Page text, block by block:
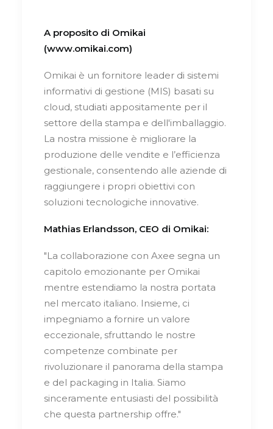
A proposito di Omikai
(www.omikai.com)
Omikai è un fornitore leader di sistemi
informativi di gestione (MIS) basati su
cloud, studiati appositamente per il
settore della stampa e dell'imballaggio.
La nostra missione è migliorare la
produzione delle vendite e l’efficienza
gestionale, consentendo alle aziende di
raggiungere i propri obiettivi con
soluzioni tecnologiche innovative.
Mathias Erlandsson, CEO di Omikai:
"La collaborazione con Axee segna un
capitolo emozionante per Omikai
mentre estendiamo la nostra portata
nel mercato italiano. Insieme, ci
impegniamo a fornire un valore
eccezionale, sfruttando le nostre
competenze combinate per
rivoluzionare il panorama della stampa
e del packaging in Italia. Siamo
sinceramente entusiasti del possibilità
che questa partnership offre."